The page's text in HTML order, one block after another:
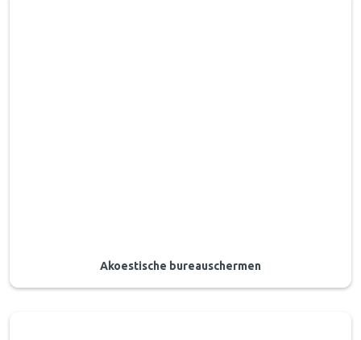
Akoestische bureauschermen